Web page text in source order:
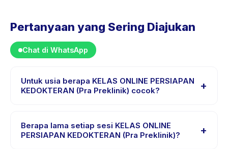
Pertanyaan yang Sering Diajukan
Chat di WhatsApp
Untuk usia berapa KELAS ONLINE PERSIAPAN
KEDOKTERAN (Pra Preklinik) cocok?
+
Preklinik) dirancang untuk anak usia 12 sampai 18 tahun.
Instruktur menyesuaikan program untuk berbagai
Berapa lama setiap sesi KELAS ONLINE
PERSIAPAN KEDOKTERAN (Pra Preklinik)?
+